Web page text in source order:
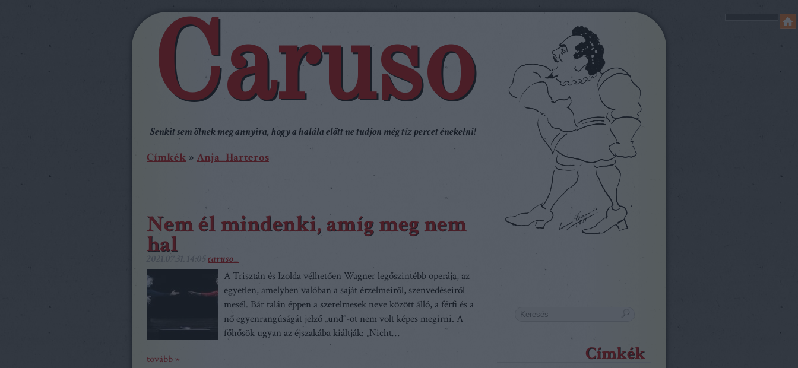
Caruso
Senkit sem ölnek meg annyira, hogy a halála előtt ne tudjon még tíz percet énekelni!
Címkék » Anja_Harteros
Nem él mindenki, amíg meg nem
hal
caruso_
A Trisztán és Izolda vélhetően Wagner legőszintébb operája, az
egyetlen, amelyben valóban a saját érzelmeiről, szenvedéseiről
mesél. Bár talán éppen a szerelmesek neve között álló, a férfi és a
nő egyenrangúságát jelző „und”-ot nem volt képes megírni. A
főhősök ugyan az éjszakába kiáltják: „Nicht…
tovább »
Címkék